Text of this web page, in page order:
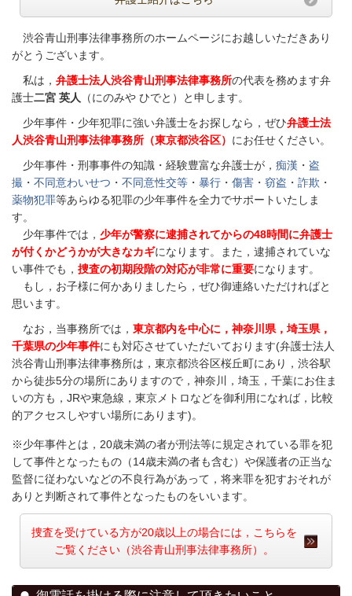
渋谷青山刑事法律事務所のホームページにお越しいただきあり
がとうございます。
私は， 弁護士法人渋谷青山刑事法律事務所の代表を務めます弁
護士二宮 英人
（にのみや ひでと）と申します。
少年事件・少年犯罪に強い弁護士をお探しなら，ぜひ弁護士法
人渋谷青山刑事法律事務所（東京都渋谷区） にお任せください。
少年事件・刑事事件の知識・経験豊富な弁護士が， 痴漢 ・ 盗
撮 ・ 不同意わいせつ ・ 不同意性交等 ・ 暴行 ・ 傷害 ・ 窃盗 ・ 詐欺 ・
薬物犯罪等あらゆる犯罪の少年事件を全力でサポートいたしま
す。
少年事件では， 少年が警察に逮捕されてからの48時間に弁護士
が付くかどうかが大きなカギになります。また，逮捕されていな
い事件でも， 捜査の初期段階の対応が非常に重要になります。
もし，お子様に何かありましたら，ぜひ御連絡いただければと
思います。
なお，当事務所では， 東京都内を中心に，神奈川県，埼玉県，
千葉県の少年事件にも対応させていただいております(弁護士法人
渋谷青山刑事法律事務所は，東京都渋谷区桜丘町にあり，渋谷駅
から徒歩5分の場所にありますので，神奈川，埼玉，千葉にお住ま
いの方も，JRや東急線，東京メトロなどを御利用になれば，比較
的アクセスしやすい場所にあります)。
※少年事件とは，20歳未満の者が刑法等に規定されている罪を犯
して事件となったもの（14歳未満の者も含む）や保護者の正当な
監督に従わないなどの不良行為があって，将来罪を犯すおそれが
ありと判断されて事件となったものをいいます。
捜査を受けている方が20歳以上の場合には，こちらを
ご覧ください（渋谷青山刑事法律事務所）。